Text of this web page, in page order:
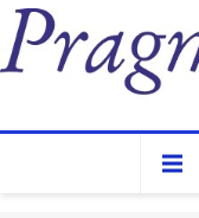
Pragmatic TCV